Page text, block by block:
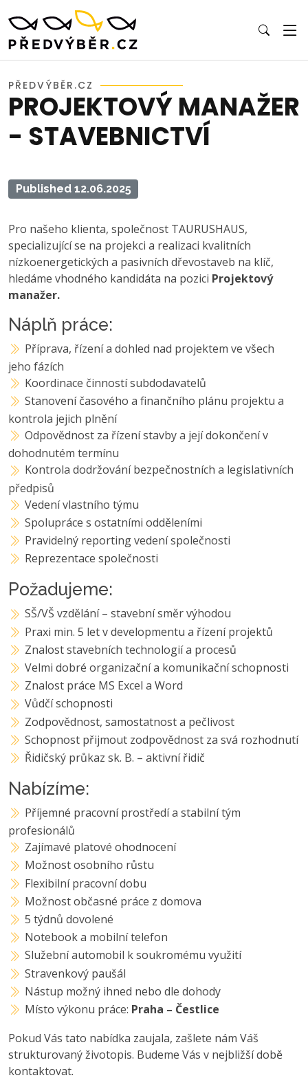
PŘEDVÝBĚR.CZ
PROJEKTOVÝ MANAŽER
- STAVEBNICTVÍ
Published 12.06.2025
Pro našeho klienta, společnost TAURUSHAUS,
specializující se na projekci a realizaci kvalitních
nízkoenergetických a pasivních dřevostaveb na klíč,
hledáme vhodného kandidáta na pozici Projektový
manažer.
Náplň práce:
Příprava, řízení a dohled nad projektem ve všech
jeho fázích
Koordinace činností subdodavatelů
Stanovení časového a finančního plánu projektu a
kontrola jejich plnění
Odpovědnost za řízení stavby a její dokončení v
dohodnutém termínu
Kontrola dodržování bezpečnostních a legislativních
předpisů
Vedení vlastního týmu
Spolupráce s ostatními odděleními
Pravidelný reporting vedení společnosti
Reprezentace společnosti
Požadujeme:
SŠ/VŠ vzdělání – stavební směr výhodou
Praxi min. 5 let v developmentu a řízení projektů
Znalost stavebních technologií a procesů
Velmi dobré organizační a komunikační schopnosti
Znalost práce MS Excel a Word
Vůdčí schopnosti
Zodpovědnost, samostatnost a pečlivost
Schopnost přijmout zodpovědnost za svá rozhodnutí
Řidičský průkaz sk. B. – aktivní řidič
Nabízíme:
Příjemné pracovní prostředí a stabilní tým
profesionálů
Zajímavé platové ohodnocení
Možnost osobního růstu
Flexibilní pracovní dobu
Možnost občasné práce z domova
5 týdnů dovolené
Notebook a mobilní telefon
Služební automobil k soukromému využití
Stravenkový paušál
Nástup možný ihned nebo dle dohody
Místo výkonu práce: Praha – Čestlice
Pokud Vás tato nabídka zaujala, zašlete nám Váš
strukturovaný životopis. Budeme Vás v nejbližší době
kontaktovat.